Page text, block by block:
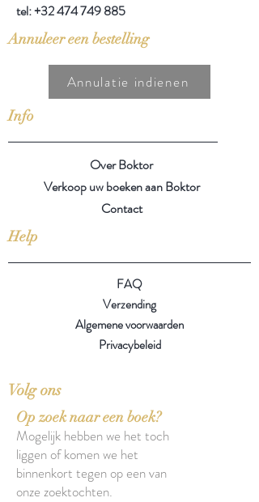
tel:+32 474 749 885
Annuleer een bestelling
Annulatie indienen
Info
Over Boktor
Verkoop uw boeken aan Boktor
Contact
Help
FAQ
Verzending
Algemene voorwaarden
Privacybeleid
Volg ons
Op zoek naar een boek?
Mogelijk hebben we het toch
liggen of komen we het
binnenkort tegen op een van
onze zoektochten.